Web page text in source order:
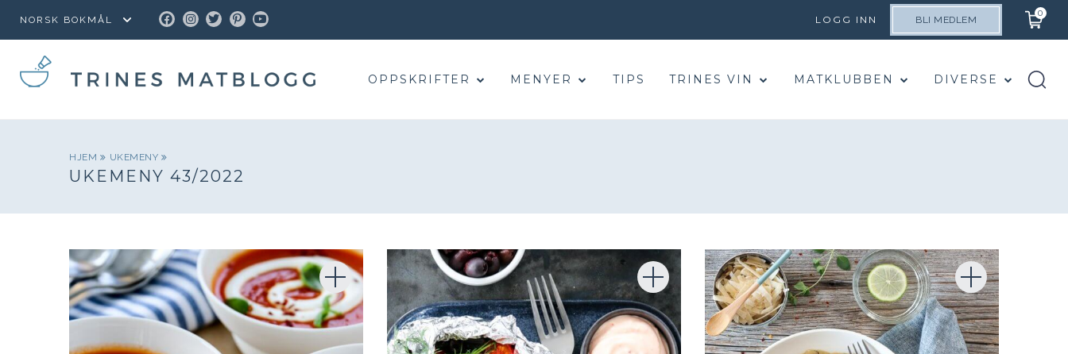
FACEBOOK
INSTAGRAM
TWITTER
PINTEREST
YOUTUBE LOGG INN BLI MEDLEM
0
OPPSKRIFTER MENYER TIPS TRINES VIN MATKLUBBEN DIVERSE
HJEM UKEMENY
UKEMENY 43/2022